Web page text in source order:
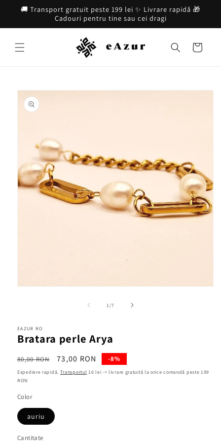
Salt la
🚚 Transport gratuit peste 199 lei ✨ Livrare rapidă 🎁
Cadouri pentru tine sau cei dragi
Coș
informațiile
despre
produs
o
fereastră
modală
1 /din
7
EAZUR RO
Bratara perle Arya
Preț
obișnuit
80,00 RON
Preț
redus
73,00 RON -8%
Expediere rapidă. Transportul 16 lei -> livrare gratuită la orice comandă peste 199
RON
Color
auriu
Cantitate
Cantitate